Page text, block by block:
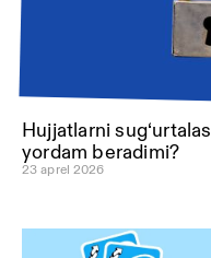
Hujjatlarni
yordam beradimi?
23 aprel 2026